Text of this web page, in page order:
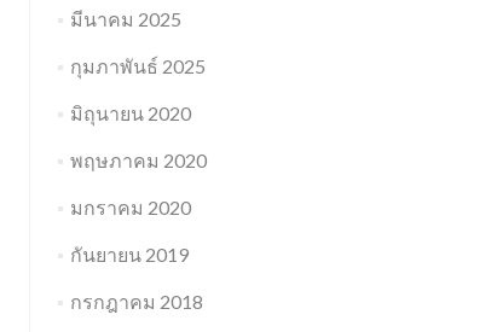
มีนาคม 2025
กุมภาพันธ์ 2025
มิถุนายน 2020
พฤษภาคม 2020
มกราคม 2020
กันยายน 2019
กรกฎาคม 2018